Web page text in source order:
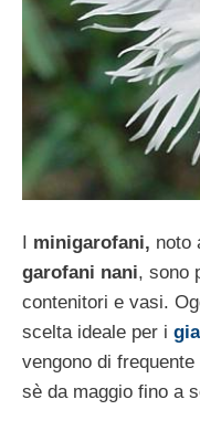
minigarofani, noto
garofani nani, sono
contenitori e vasi.
scelta ideale per i
vengono di
sè da maggio fino a